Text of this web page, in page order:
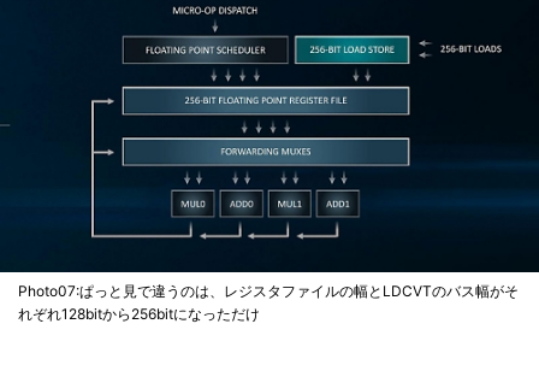
Photo07:ぱっと見で違うのは、レジスタファイルの幅とLDCVTのバス幅がそ
れぞれ128bitから256bitになっただけ